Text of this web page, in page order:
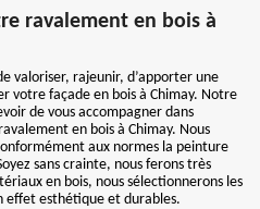
ravalement en bois à
valoriser, rajeunir, d’apporter une
votre façade en bois à Chimay. Notre
de vous accompagner dans
en bois à Chimay. Nous
aux normes la peinture
sans crainte, nous ferons très
en bois, nous sélectionnerons les
effet esthétique et durables.